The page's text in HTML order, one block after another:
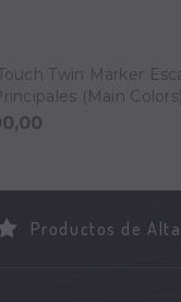
Twin Marker
(Main Colors)
Productos de